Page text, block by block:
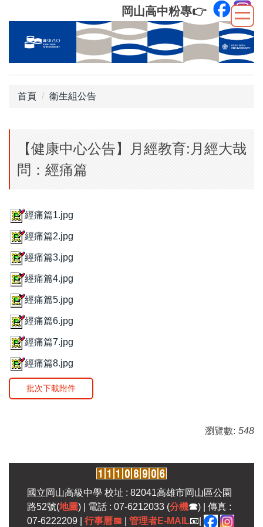
到
內
岡山高中粉專👉
首頁 衛生組公告
【健康中心公告】月經教育:月經大哉
問：經痛篇
經痛篇1.jpg
經痛篇2.jpg
經痛篇3.jpg
經痛篇4.jpg
經痛篇5.jpg
經痛篇6.jpg
經痛篇7.jpg
經痛篇8.jpg
批次下載附件
瀏覽數: 548
國立岡山高級中學 校址 : 82041高雄市岡山區公園
路52號(地圖) | 電話 : 07-6212033 (分機☎) | 傳真 :
07-6222209 | 行事曆📅 管理者E-MAIL📧|